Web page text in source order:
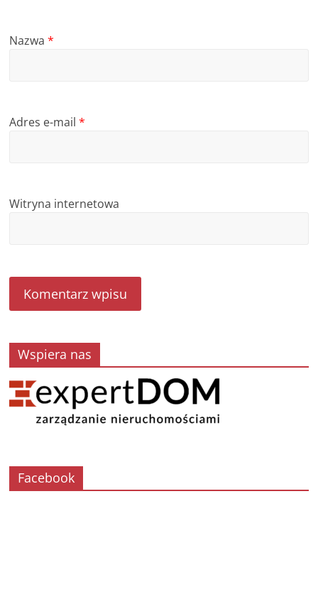
Nazwa*
Adres e-mail*
Witryna internetowa
Wspiera nas
Facebook